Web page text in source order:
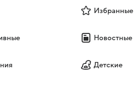
Избранные
Новостные
Детские